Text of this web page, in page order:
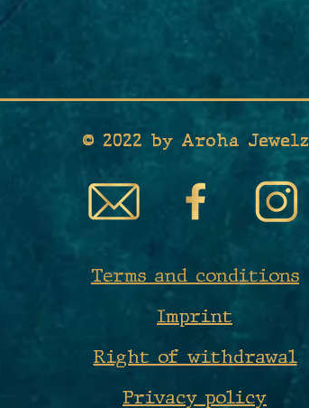
© 2022 by Aroha Jewelz
Terms and conditions
Imprint
Right of withdrawal
Privacy policy